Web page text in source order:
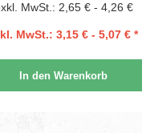
MwSt.: 2,65 € - 4,26 €
MwSt.: 3,15 € - 5,07 € *
In den Warenkorb